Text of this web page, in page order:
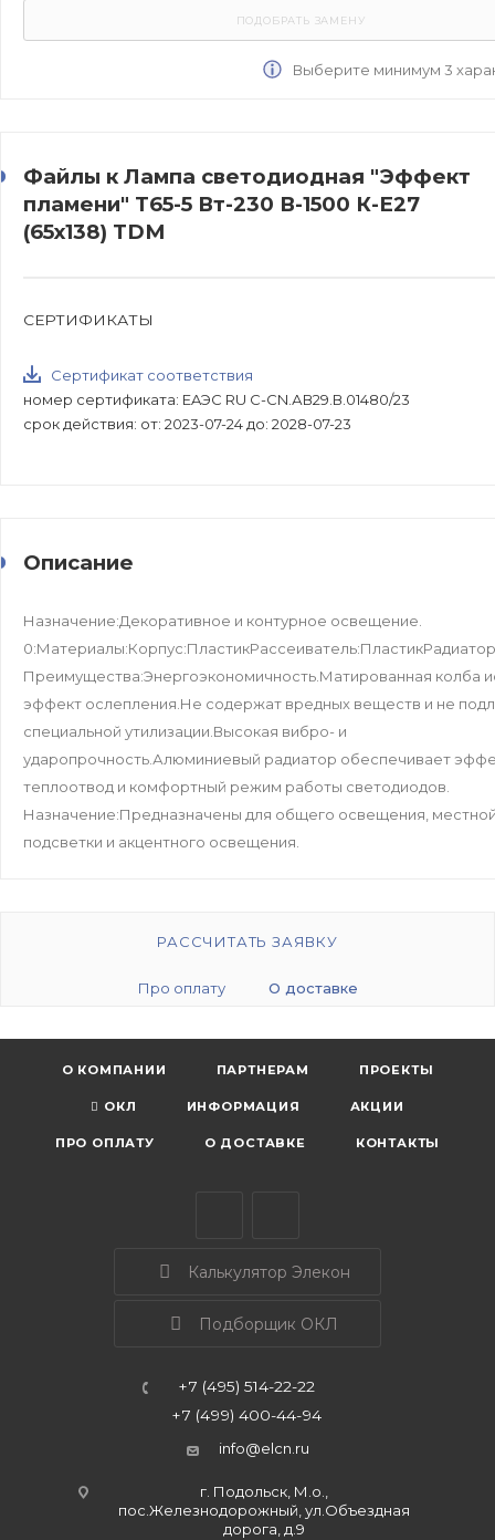
Выберите минимум 3
Файлы к Лампа светодиодная "Эффект
пламени" Т65-5 Вт-230 В-1500 К-E27
(65х138) TDM
СЕРТИФИКАТЫ
Сертификат соответствия
номер сертификата: EAЭС RU C-CN.АВ29.В.01480/23
срок действия: от: 2023-07-24 до: 2028-07-23
Описание
Назначение:Декоративное и контурное освещение.
Преимущества:Энергоэкономичность.Матированная колба
эффект ослепления.Не содержат вредных веществ и не
специальной утилизации.Высокая вибро- и
ударопрочность.Алюминиевый радиатор обеспечивает
теплоотвод и комфортный режим работы светодиодов.
Назначение:Предназначены для общего освещения,
подсветки и акцентного освещения.
РАССЧИТАТЬ ЗАЯВКУ
Про оплату О доставке
О КОМПАНИИ ПАРТНЕРАМ ПРОЕКТЫ
ОКЛ ИНФОРМАЦИЯ АКЦИИ
ПРО ОПЛАТУ О ДОСТАВКЕ КОНТАКТЫ
Калькулятор Элекон
Подборщик ОКЛ
+7 (495) 514-22-22
+7 (499) 400-44-94
info@elcn.ru
г. Подольск, М.о.,
пос.Железнодорожный, ул.Объездная
дорога, д.9